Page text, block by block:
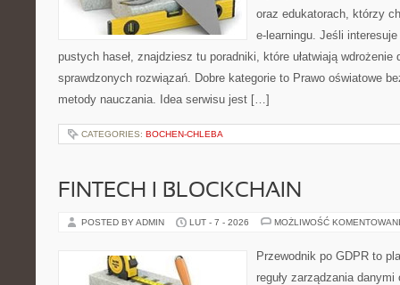
oraz edukatorach, którzy
e-learningu. Jeśli
pustych haseł, znajdziesz tu poradniki, które ułatwiają wdrożenie
sprawdzonych rozwiązań. Dobre kategorie to Prawo oświatowe
metody nauczania. Idea serwisu jest […]
CATEGORIES: BOCHEN-CHLEBA
FINTECH I BLOCKCHAIN
POSTED BY ADMIN LUT - 7 - 2026 MOŻLIWOŚĆ
Przewodnik po GDPR to
reguły zarządzania